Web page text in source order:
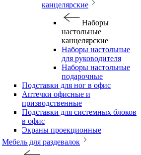
канцелярские
Наборы
настольные
канцелярские
Наборы настольные
для руководителя
Наборы настольные
подарочные
Подставки для ног в офис
Аптечки офисные и
призводственные
Подставки для системных блоков
в офис
Экраны проекционные
Мебель для раздевалок